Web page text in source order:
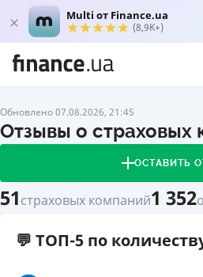
Multi от Finance.ua
(8,9K+)
Обновлено 07.08.2026, 21:45
Отзывы о страховых
ОСТАВИТЬ
51страховых компаний1 352
💬 ТОП-5 по